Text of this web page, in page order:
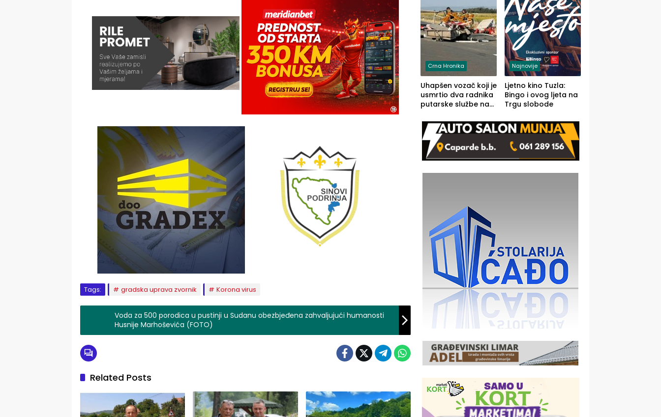
Tags: gradska uprava zvornik Korona virus
Voda za 500 porodica u pustinji u Sudanu obezbjeđena zahvaljujući humanosti
Husnije Marhoševića (FOTO)
Related Posts
Crna Hronika
Uhapšen vozač koji je
usmrtio dva radnika
putarske službe na
prema Šapcu
(FOTO)
Najnovije
Ljetno kino Tuzla:
Bingo i ovog ljeta na
Trgu slobode